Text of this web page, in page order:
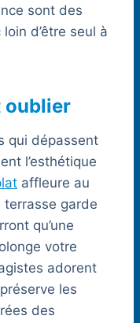
sont des
d’être seul à
oublier
qui dépassent
l’esthétique
affleure au
terrasse garde
qu’une
votre
adorent
les
des